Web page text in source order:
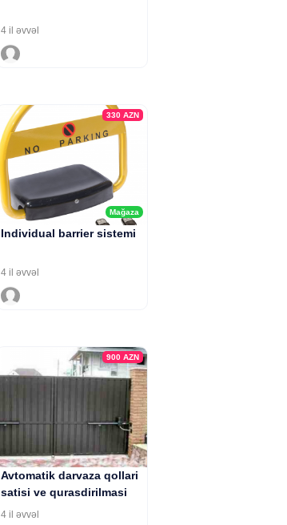
4 il əvvəl
Mağaza
330 AZN
Individual barrier sistemi
4 il əvvəl
900 AZN
Avtomatik darvaza qollari
satisi ve qurasdirilmasi
4 il əvvəl